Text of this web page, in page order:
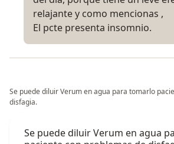
relajante y como mencionas ,
El pcte presenta insomnio.
Se puede diluir Verum en agua para tomarlo
disfagia.
Se puede diluir Verum en agua